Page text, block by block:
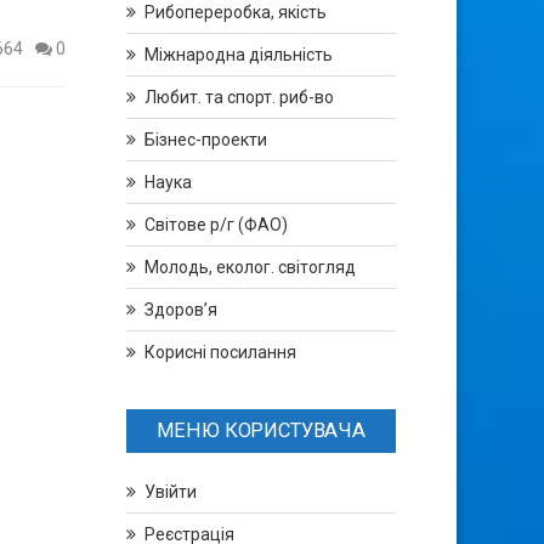
0
Рибопереробка, якість
Міжнародна діяльність
Любит. та спорт. риб-во
Бізнес-проекти
Наука
Світове р/г (ФАО)
Молодь, еколог. світогляд
Здоров’я
Корисні посилання
МЕНЮ КОРИСТУВАЧА
Увійти
Реєстрація